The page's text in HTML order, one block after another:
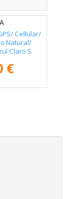
Cellular/
Natural/
Claro S
€